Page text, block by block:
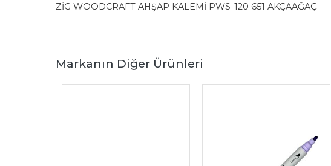
ZİG WOODCRAFT AHŞAP KALEMİ PWS-120 651 AKÇAAĞAÇ
Markanın Diğer Ürünleri